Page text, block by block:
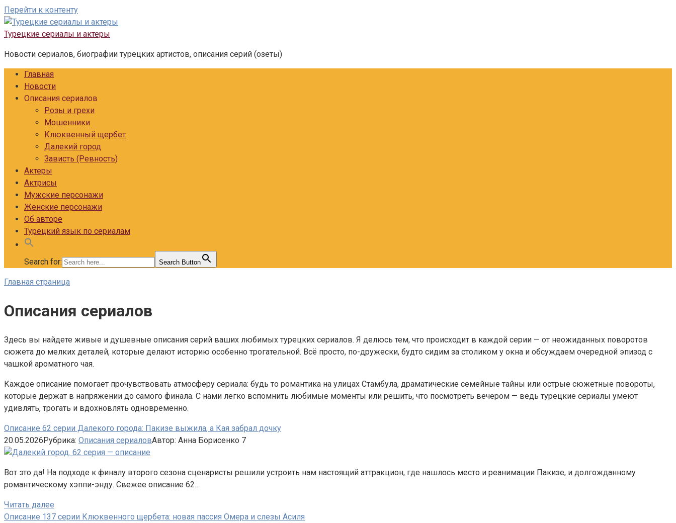
Перейти к контенту
Турецкие сериалы и актеры
Новости сериалов, биографии турецких артистов, описания серий (озеты)
Главная
Новости
Описания сериалов
Розы и грехи
Мошенники
Клюквенный щербет
Далекий город
Зависть (Ревность)
Актеры
Актрисы
Мужские персонажи
Женские персонажи
Об авторе
Турецкий язык по сериалам
Search for: Search Button
Главная страница
Описания сериалов
Здесь вы найдете живые и душевные описания серий ваших любимых турецких сериалов. Я делюсь тем, что происходит в каждой серии — от неожиданных поворотов
сюжета до мелких деталей, которые делают историю особенно трогательной. Всё просто, по-дружески, будто сидим за столиком у окна и обсуждаем очередной эпизод с
чашкой ароматного чая.
Каждое описание помогает прочувствовать атмосферу сериала: будь то романтика на улицах Стамбула, драматические семейные тайны или острые сюжетные повороты,
которые держат в напряжении до самого финала. С нами легко вспомнить любимые моменты или решить, что посмотреть вечером — ведь турецкие сериалы умеют
удивлять, трогать и вдохновлять одновременно.
Описание 62 серии Далекого города: Пакизе выжила, а Кая забрал дочку
20.05.2026Рубрика: Описания сериаловАвтор: Анна Борисенко 7
Вот это да! На подходе к финалу второго сезона сценаристы решили устроить нам настоящий аттракцион, где нашлось место и реанимации Пакизе, и долгожданному
романтическому хэппи-энду. Свежее описание 62…
Читать далее
Описание 137 серии Клюквенного щербета: новая пассия Омера и слезы Асиля